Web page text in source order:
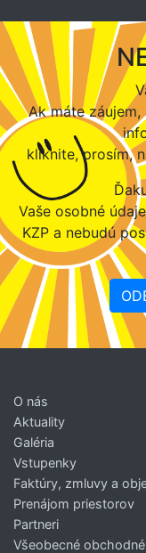
Ak máte
kliknite, prosím,
Vaše osobné
KZP a nebudú
O nás
Aktuality
Galéria
Vstupenky
Faktúry, zmluvy a
Prenájom priestorov
Partneri
Všeobecné